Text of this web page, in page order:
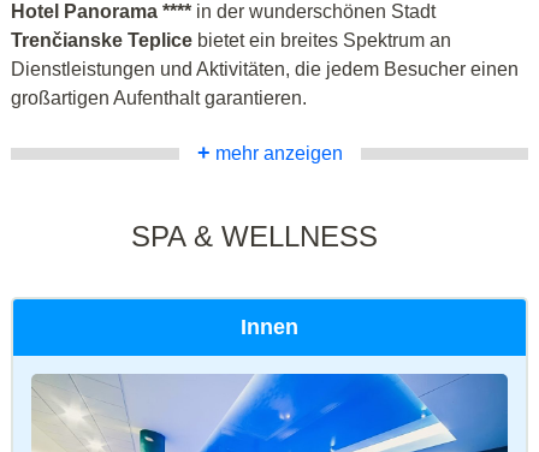
Hotel Panorama **** in der wunderschönen Stadt
Trenčianske Teplice bietet ein breites Spektrum an
Dienstleistungen und Aktivitäten, die jedem Besucher einen
großartigen Aufenthalt garantieren.
+ mehr anzeigen
SPA & WELLNESS
Innen